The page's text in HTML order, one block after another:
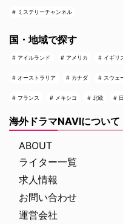
ミステリーチャンネル
国・地域で探す
アイルランド アメリカ イギリ
オーストラリア カナダ スウェ
フランス メキシコ 北欧
海外ドラマNAVIについて
ABOUT
ライター一覧
求人情報
お問い合わせ
運営会社